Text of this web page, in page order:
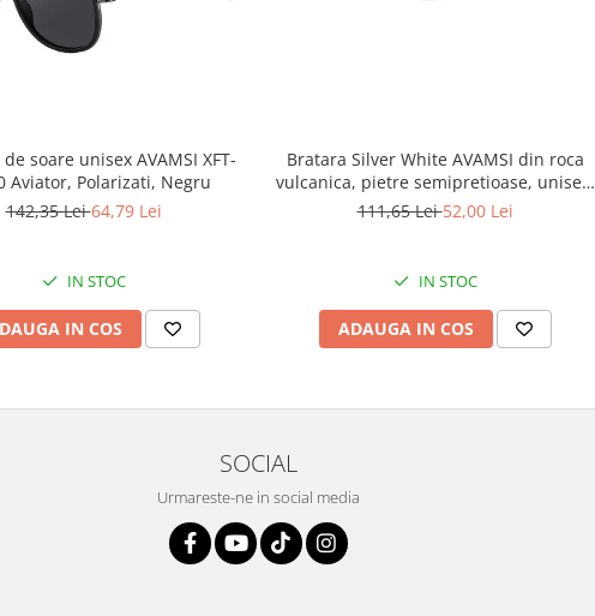
soare unisex AVAMSI XFT-
Aviator, Polarizati, Negru
142,35 Lei64,79 Lei
IN STOC
IN COS
Bratara Silver White AVAMSI din roca
vulcanica, pietre semipretioase, unisex,
reglabila BB102
111,65 Lei52,00 Lei
IN STOC
ADAUGA IN COS
SOCIAL
Urmareste-ne in social media